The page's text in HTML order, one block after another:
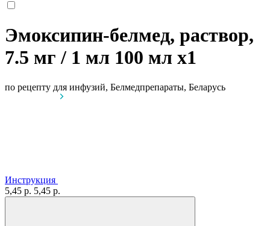
Эмоксипин-белмед, раствор,
7.5 мг / 1 мл 100 мл x1
по рецепту для инфузий, Белмедпрепараты, Беларусь
Инструкция
5,45 р. 5,45 р.